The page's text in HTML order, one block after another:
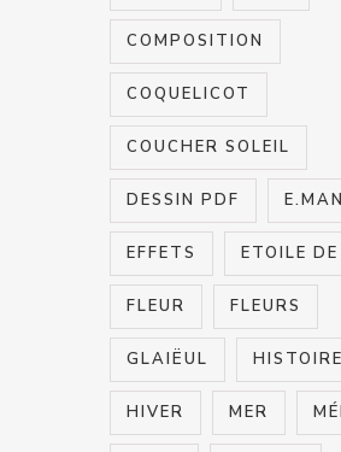
COMPOSITION
COQUELICOT
COUCHER SOLEIL
DESSIN PDF
EFFETS ETOILE
FLEUR FLEURS
GLAIËUL HISTOIRE
HIVER MER